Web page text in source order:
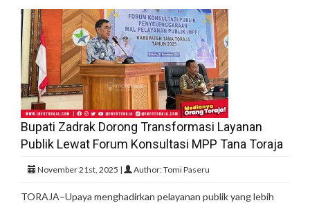
Bupati Zadrak Dorong Transformasi Layanan
Publik Lewat Forum Konsultasi MPP Tana Toraja
November 21st, 2025 | Author: Tomi Paseru
TORAJA–Upaya menghadirkan pelayanan publik yang lebih